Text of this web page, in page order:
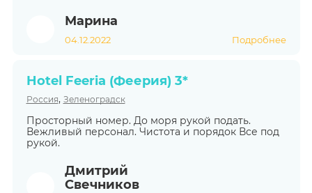
Марина
04.12.2022 Подробнее
Hotel Feeria (Феерия) 3*
Россия, Зеленоградск
Просторный номер. До моря рукой подать.
Вежливый персонал. Чистота и порядок Все под
рукой.
Дмитрий
Свечников